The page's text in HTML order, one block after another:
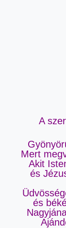
A
Mert
Akit
és
és